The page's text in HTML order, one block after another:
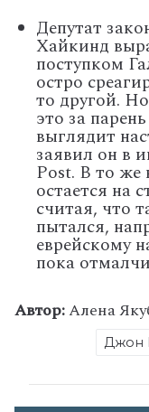
Депутат
Хайкинд
поступком
остро
то другой.
это за
выглядит
заявил он в
Post. В то же
остается на
считая, что
пытался,
еврейскому
пока
Автор:Алена
Джон